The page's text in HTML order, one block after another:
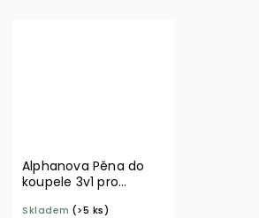
Alphanova Pěna do
koupele 3v1 pro
Skladem (>5 ks)